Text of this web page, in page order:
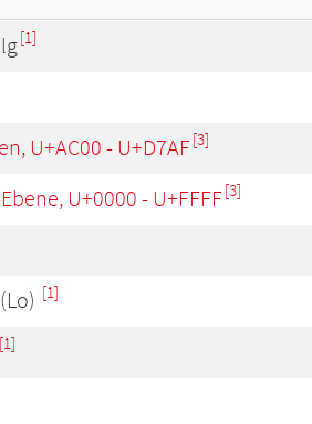
[1]
U+AC00 - U+D7AF[3]
U+0000 - U+FFFF[3]
(Lo) [1]
[1]